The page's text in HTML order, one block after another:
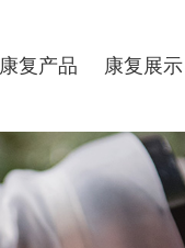
康复产品 康复展示